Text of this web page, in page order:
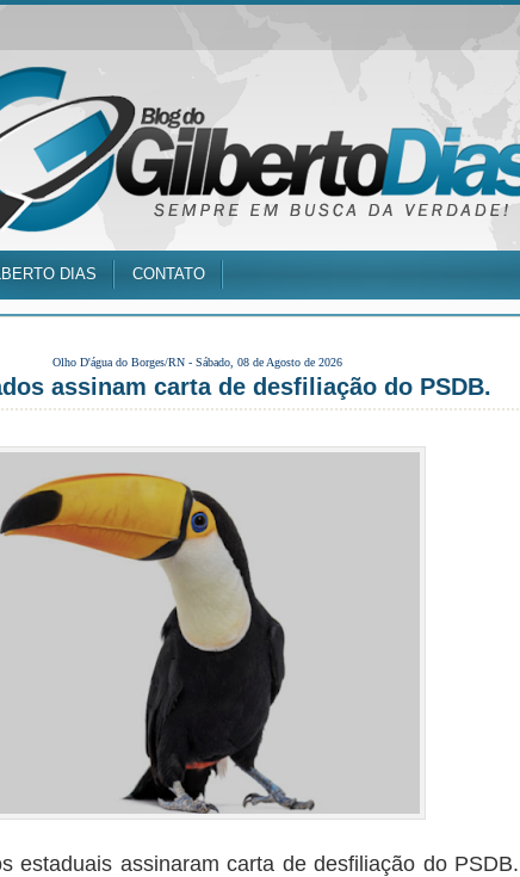
DIAS CONTATO
Olho D'água do Borges/RN - Sábado, 08 de Agosto de 2026
assinam carta de desfiliação do PSDB.
estaduais assinaram carta de desfiliação do PSDB.